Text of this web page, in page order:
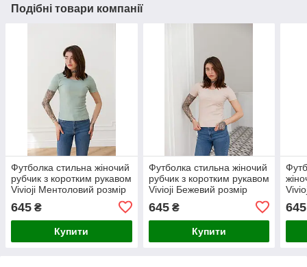
Подібні товари компанії
Футболка стильна жіночий
рубчик з коротким рукавом
Vivioji Ментоловий розмір
645 ₴
Купити
Футболка стильна жіночий
рубчик з коротким рукавом
Vivioji Бежевий розмір
645₴
Купити
645